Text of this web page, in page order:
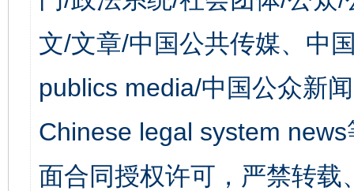
文/文章/中国公共传媒、中
publics media/中国公众新
Chinese legal system
面合同授权许可，严禁转